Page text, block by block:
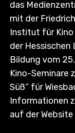
das
mit der
Institut für Kino
der
Bildung vom
Kino-Seminare
Süß“ für
Informationen
auf der Website